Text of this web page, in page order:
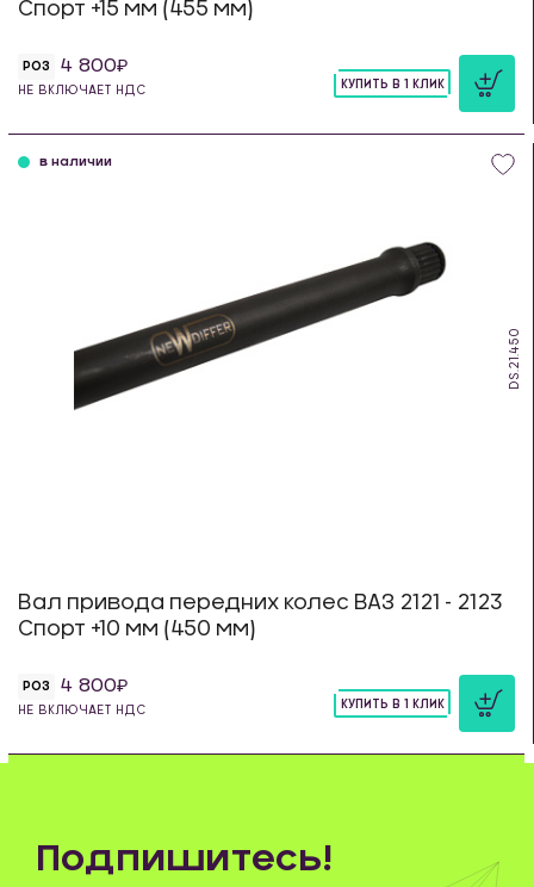
Спорт +15 мм (455 мм)
РОЗ 4 800
НЕ ВКЛЮЧАЕТ НДС
КУПИТЬ В 1 КЛИК
DS.21.450
в наличии
Вал привода передних колес ВАЗ 2121 - 2123
Спорт +10 мм (450 мм)
РОЗ 4 800
НЕ ВКЛЮЧАЕТ НДС
КУПИТЬ В 1 КЛИК
Подпишитесь!